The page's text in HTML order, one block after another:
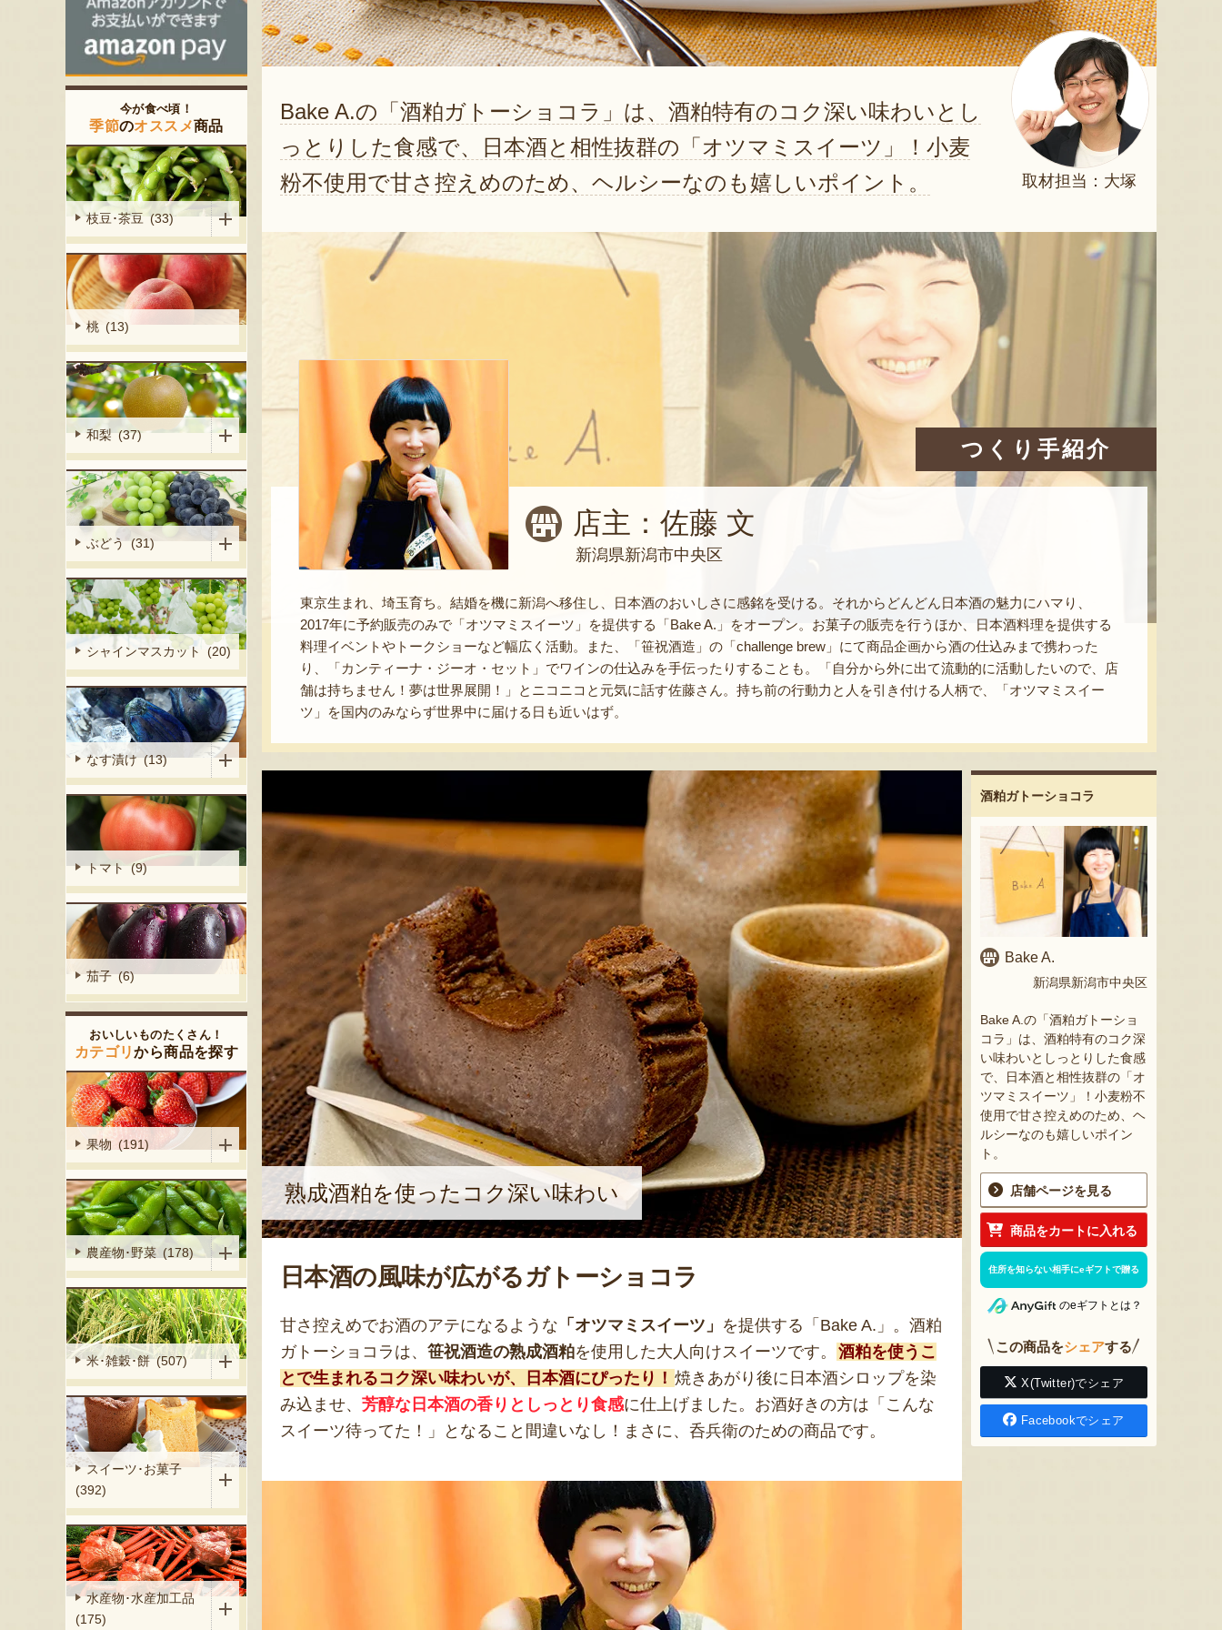
取材担当：大塚
Bake A.の「酒粕ガトーショコラ」は、酒粕特有のコク深い味わいとし
っとりした食感で、日本酒と相性抜群の「オツマミスイーツ」！小麦
粉不使用で甘さ控えめのため、ヘルシーなのも嬉しいポイント。
つくり手紹介
店主：佐藤 文
新潟県新潟市中央区
東京生まれ、埼玉育ち。結婚を機に新潟へ移住し、日本酒のおいしさに感銘を受ける。それからどんどん日本酒の魅力にハマり、
2017年に予約販売のみで「オツマミスイーツ」を提供する「Bake A.」をオープン。お菓子の販売を行うほか、日本酒料理を提供する
料理イベントやトークショーなど幅広く活動。また、「笹祝酒造」の「challenge brew」にて商品企画から酒の仕込みまで携わった
り、「カンティーナ・ジーオ・セット」でワインの仕込みを手伝ったりすることも。「自分から外に出て流動的に活動したいので、店
舗は持ちません！夢は世界展開！」とニコニコと元気に話す佐藤さん。持ち前の行動力と人を引き付ける人柄で、「オツマミスイー
ツ」を国内のみならず世界中に届ける日も近いはず。
熟成酒粕を使ったコク深い味わい
日本酒の風味が広がるガトーショコラ
甘さ控えめでお酒のアテになるような 「オツマミスイーツ」 を提供する「Bake A.」。酒粕
ガトーショコラは、 笹祝酒造の熟成酒粕を使用した大人向けスイーツです。 酒粕を使うこ
とで生まれるコク深い味わいが、日本酒にぴったり！ 焼きあがり後に日本酒シロップを染
み込ませ、 芳醇な日本酒の香りとしっとり食感に仕上げました。お酒好きの方は「こんな
スイーツ待ってた！」となること間違いなし！まさに、呑兵衛のための商品です。
酒粕ガトーショコラ
Bake A.
新潟県新潟市中央区
Bake A.の「酒粕ガトーショ
コラ」は、酒粕特有のコク深
い味わいとしっとりした食感
で、日本酒と相性抜群の「オ
ツマミスイーツ」！小麦粉不
使用で甘さ控えめのため、ヘ
ルシーなのも嬉しいポイン
ト。
店舗ページを見る
商品をカートに入れる
住所を知らない相手にeギフトで贈る
のeギフトとは？
この商品をシェアする
X(Twitter)でシェア
Facebookでシェア
今が食べ頃！
季節のオススメ商品
枝豆･茶豆 (33)
桃 (13)
和梨 (37)
ぶどう (31)
シャインマスカット (20)
なす漬け (13)
トマト (9)
茄子 (6)
おいしいものたくさん！
カテゴリから商品を探す
果物 (191)
農産物･野菜 (178)
米･雑穀･餅 (507)
スイーツ･お菓子
(392)
水産物･水産加工品
(175)